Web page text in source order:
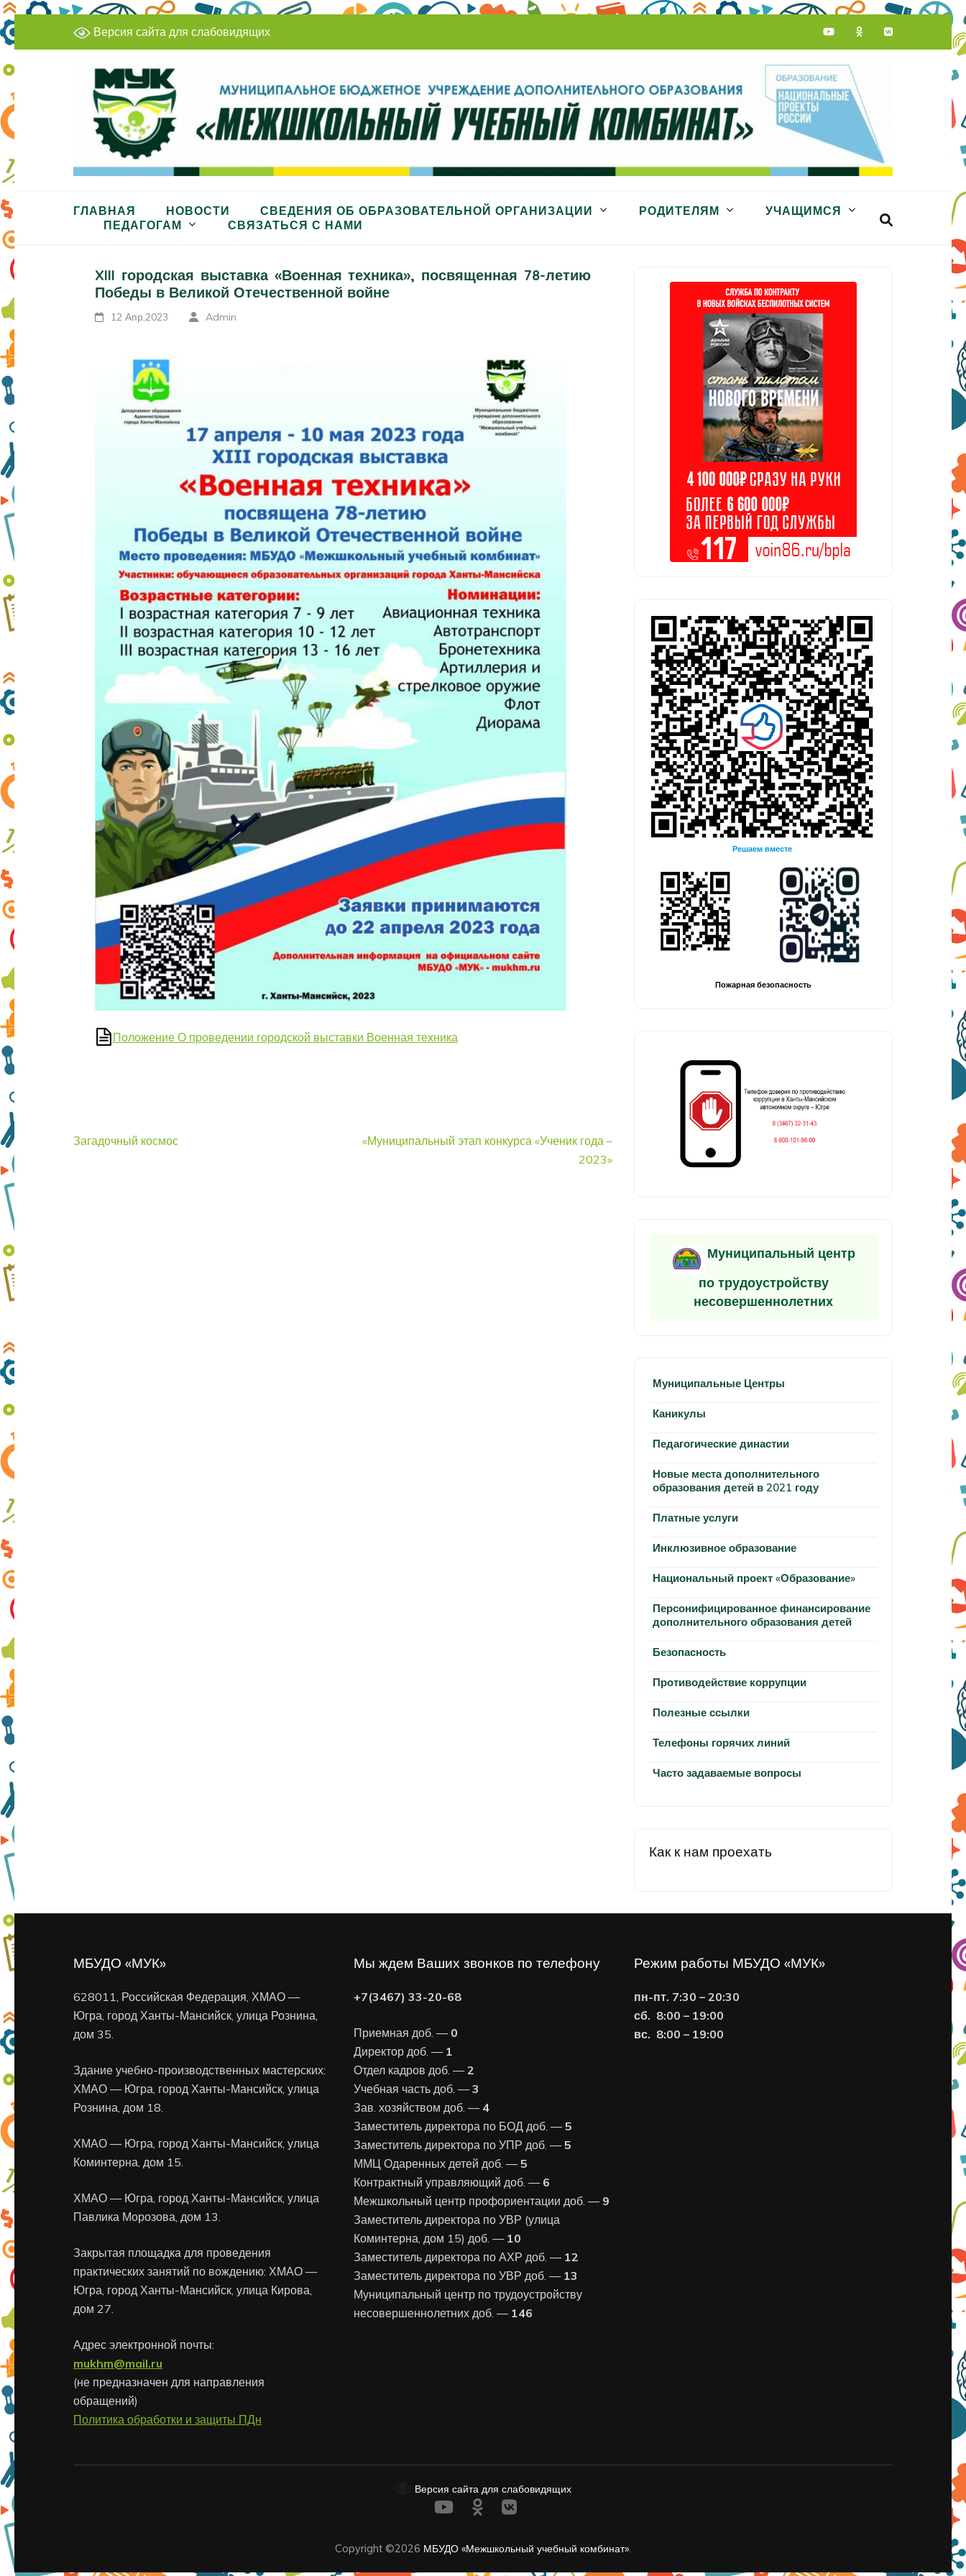
Перейти
к
Enter)
Версия сайта для слабовидящих
ГЛАВНАЯ НОВОСТИ СВЕДЕНИЯ ОБ ОБРАЗОВАТЕЛЬНОЙ ОРГАНИЗАЦИИ РОДИТЕЛЯМ
УЧАЩИМСЯ
ПЕДАГОГАМ
СВЯЗАТЬСЯ С НАМИ
XIII городская выставка «Военная техника», посвященная 78-летию
Победы в Великой Отечественной войне
12 Апр,2023 Admin
Положение О проведении городской выставки Военная техника
Навигация
Загадочный космос
«Муниципальный этап конкурса «Ученик года –
2023»
Решаем вместе
Пожарная безопасность
Муниципальный центр
по трудоустройству
несовершеннолетних
Муниципальные Центры
Каникулы
Педагогические династии
Новые места дополнительного
образования детей в 2021 году
Платные услуги
Инклюзивное образование
Национальный проект «Образование»
Персонифицированное финансирование
дополнительного образования детей
Безопасность
Противодействие коррупции
Полезные ссылки
Телефоны горячих линий
Часто задаваемые вопросы
Как к нам проехать
МБУДО «МУК»
628011, Российская Федерация, ХМАО —
Югра, город Ханты-Мансийск, улица Рознина,
дом 35.
Здание учебно-производственных мастерских:
ХМАО — Югра, город Ханты-Мансийск, улица
Рознина, дом 18.
ХМАО — Югра, город Ханты-Мансийск, улица
Коминтерна, дом 15.
ХМАО — Югра, город Ханты-Мансийск, улица
Павлика Морозова, дом 13.
Закрытая площадка для проведения
практических занятий по вождению: ХМАО —
Югра, город Ханты-Мансийск, улица Кирова,
дом 27.
Адрес электронной почты:
mukhm@mail.ru
(не предназначен для направления
обращений)
Политика обработки и защиты ПДн
Мы ждем Ваших звонков по телефону
+7(3467) 33-20-68
Приемная доб. — 0
Директор доб. — 1
Отдел кадров доб. —2
Учебная часть доб. —3
Зав. хозяйством доб. — 4
Заместитель директора по БОД доб. —5
Заместитель директора по УПР доб. —5
ММЦ Одаренных детей доб. —5
Контрактный управляющий доб. — 6
Межшкольный центр профориентации доб. — 9
Заместитель директора по УВР (улица
Коминтерна, дом 15) доб. — 10
Заместитель директора по АХР доб. — 12
Заместитель директора по УВР доб. — 13
Муниципальный центр по трудоустройству
несовершеннолетних доб. — 146
Режим работы МБУДО «МУК»
пн-пт. 7:30 – 20:30
сб. 8:00 – 19:00
вс. 8:00 – 19:00
Версия сайта для слабовидящих
Copyright ©2026 МБУДО «Межшкольный учебный комбинат»